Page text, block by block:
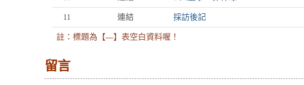
11 連結 採訪後記
註：標題為【---】表空白資料喔！
留言